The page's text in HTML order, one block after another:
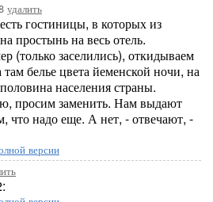
удалить
гостиницы, в которых из
простынь на весь отель.
(только заселились), откидываем
белье цвета йеменской ночи, на
населения страны.
просим заменить. Нам выдают
что надо еще. А нет, - отвечают, -
версии